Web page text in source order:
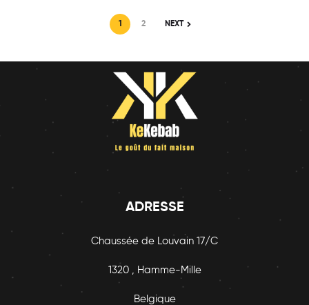
1 2 NEXT
ADRESSE
Chaussée de Louvain 17/C
1320 , Hamme-Mille
Belgique